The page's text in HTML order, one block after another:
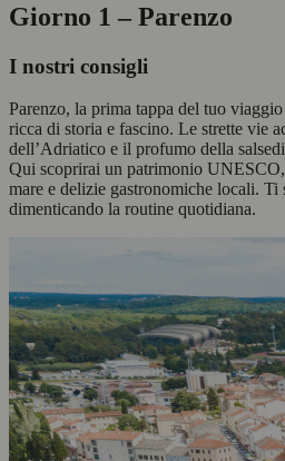
Giorno 1 – Parenzo
I nostri consigli
Parenzo, la prima tappa del tuo
ricca di storia e fascino. Le strette vie
dell’Adriatico e il profumo della
Qui scoprirai un patrimonio
mare e delizie gastronomiche locali. Ti
dimenticando la routine quotidiana.